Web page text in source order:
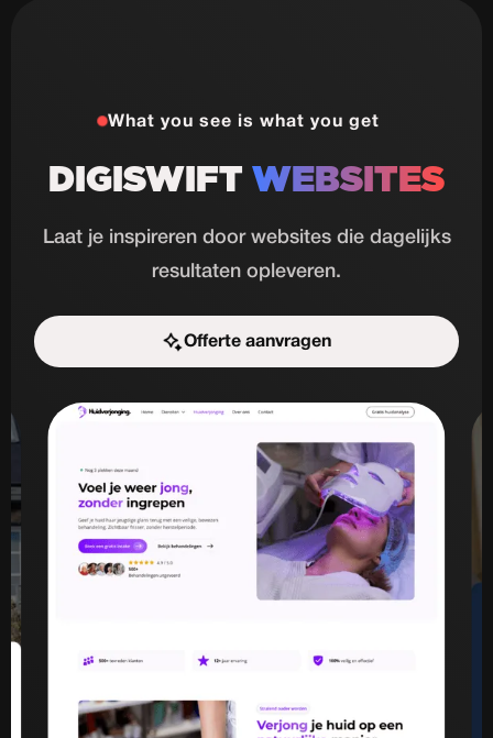
What you see is what you get
DIGISWIFT WEBSITES
Laat je inspireren door websites die dagelijks
resultaten opleveren.
Offerte aanvragen
Start de uitdaging